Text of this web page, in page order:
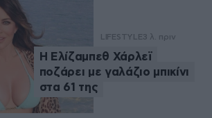
LIFESTYLE3 λ. πριν
Η Ελίζαμπεθ Χάρλεϊ
ποζάρει με γαλάζιο μπικίνι
στα 61 της